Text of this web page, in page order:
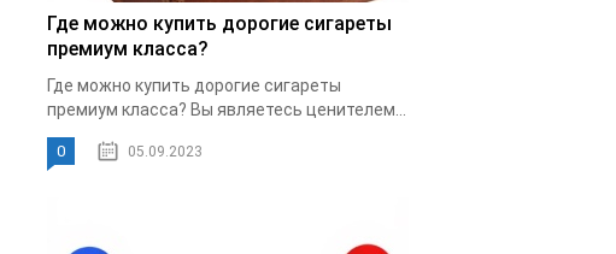
Где можно купить дорогие сигареты
премиум класса?
Где можно купить дорогие сигареты
премиум класса? Вы являетесь ценителем...
0 05.09.2023